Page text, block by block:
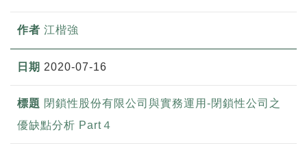
江楷強
2020-07-16
閉鎖性股份有限公司與實務運用-閉鎖性公司之
優缺點分析 Part４